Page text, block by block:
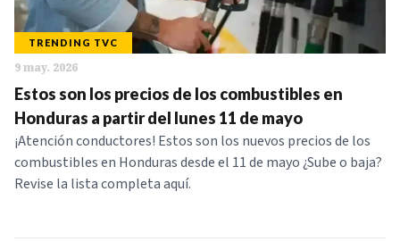
TRENDING TVC
9 may. 2026
Estos son los precios de los combustibles en
Honduras a partir del lunes 11 de mayo
¡Atención conductores! Estos son los nuevos precios de los
combustibles en Honduras desde el 11 de mayo ¿Sube o baja?
Revise la lista completa aquí.